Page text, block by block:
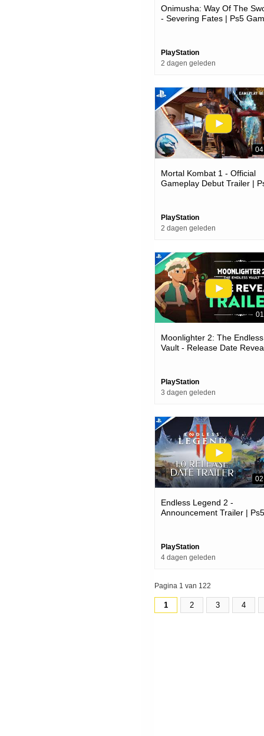
Onimusha: Way Of The
- Severing Fates | Ps5
PlayStation
2 dagen geleden
Mortal Kombat 1 - Official
Gameplay Debut Trailer |
PlayStation
2 dagen geleden
Moonlighter 2: The Endless
Vault - Release Date
PlayStation
3 dagen geleden
Endless Legend 2 -
Announcement Trailer | Ps5
PlayStation
4 dagen geleden
Pagina 1 van 122
1 2 3 4